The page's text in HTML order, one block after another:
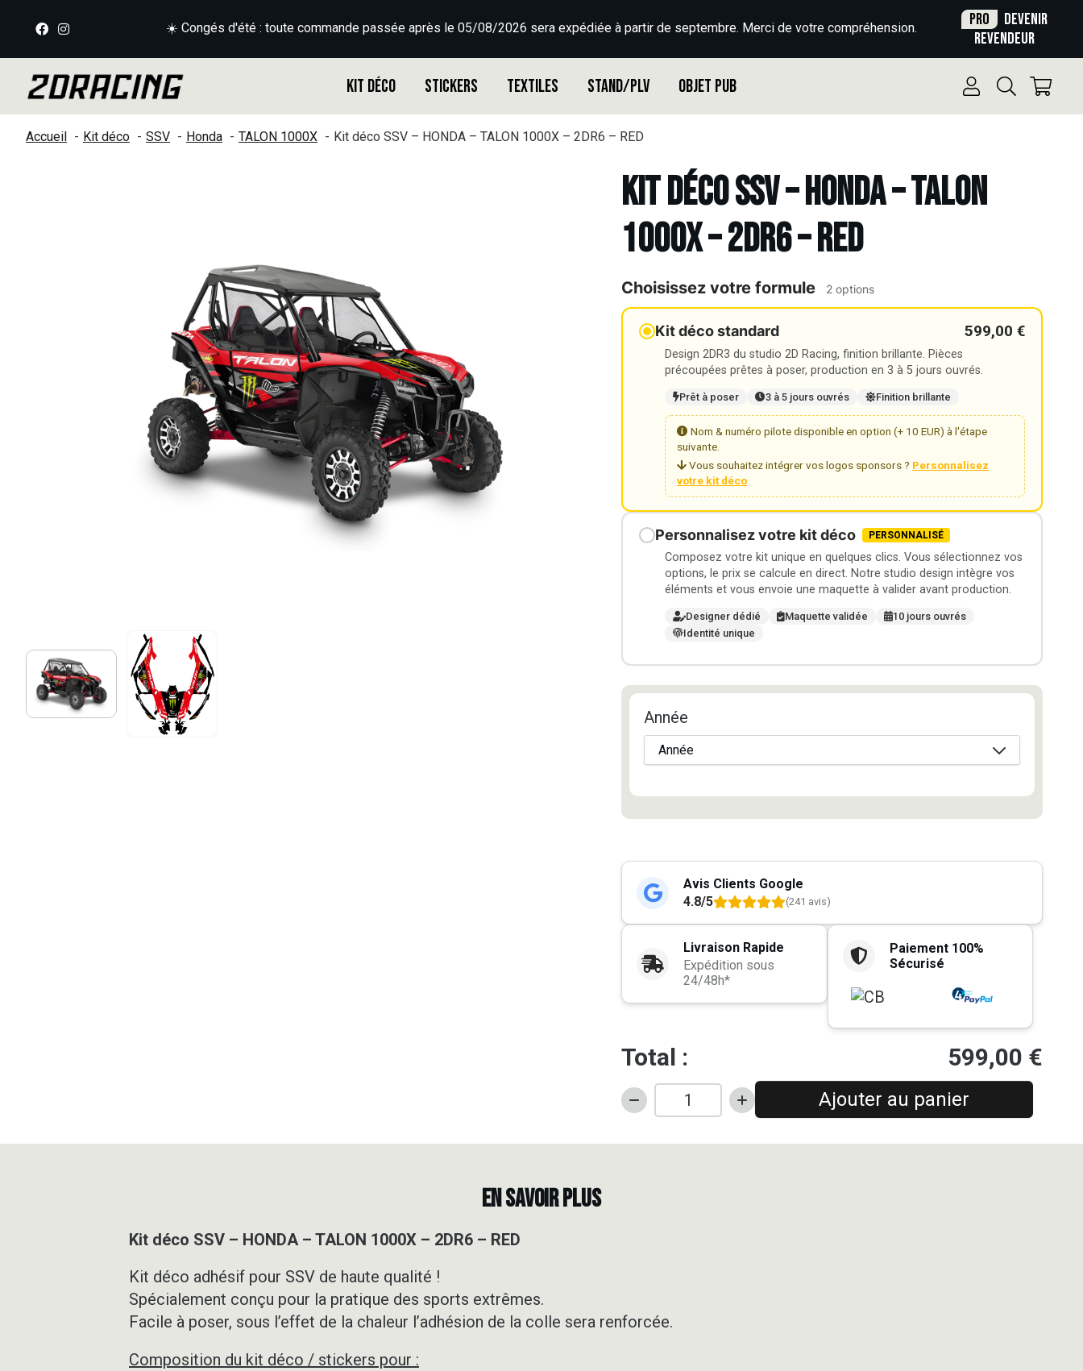
☀️ Congés d'été : toute commande passée après le 05/08/2026 sera expédiée à partir de septembre. Merci de votre compréhension. Pro
Devenir
revendeur
Kit déco Stickers Textiles Stand/PLV Objet Pub
Accueil Kit déco SSV Honda TALON 1000X Kit déco SSV – HONDA – TALON 1000X – 2DR6 – RED
Kit déco SSV – HONDA – TALON
1000X – 2DR6 – RED
Choisissez votre formule 2 options
Kit déco standard 599,00 €
Design 2DR3 du studio 2D Racing, finition brillante. Pièces
précoupées prêtes à poser, production en 3 à 5 jours ouvrés.
Prêt à poser 3 à 5 jours ouvrés Finition brillante
Nom & numéro pilote disponible en option (+ 10 EUR) à l'étape
suivante.
Vous souhaitez intégrer vos logos sponsors ? Personnalisez
votre kit déco
Personnalisez votre kit déco PERSONNALISÉ
Composez votre kit unique en quelques clics. Vous sélectionnez vos
options, le prix se calcule en direct. Notre studio design intègre vos
éléments et vous envoie une maquette à valider avant production.
Designer dédié Maquette validée
10 jours ouvrés
Identité unique
Année
Avis Clients Google
4.8/5
(241 avis)
Livraison Rapide
Expédition sous
24/48h*
Paiement 100%
Sécurisé
Total : 599,00 €
quantité
Kit
2DR6
Ajouter au panier
EN SAVOIR PLUS
Kit déco SSV – HONDA – TALON 1000X – 2DR6 – RED
Kit déco adhésif pour SSV de haute qualité !
Spécialement conçu pour la pratique des sports extrêmes.
Facile à poser, sous l’effet de la chaleur l’adhésion de la colle sera renforcée.
Composition du kit déco / stickers pour :